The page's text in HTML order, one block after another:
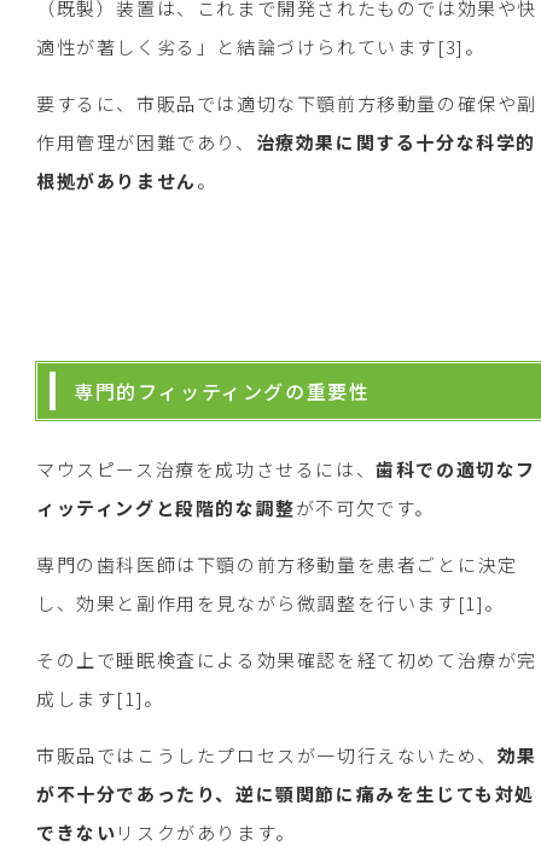
（既製）装置は、これまで開発されたものでは効果や快
適性が著しく劣る」と結論づけられています[3]。
要するに、市販品では適切な下顎前方移動量の確保や副
作用管理が困難であり、 治療効果に関する十分な科学的
根拠がありません。
専門的フィッティングの重要性
マウスピース治療を成功させるには、歯科での適切なフ
ィッティングと段階的な調整が不可欠です。
専門の歯科医師は下顎の前方移動量を患者ごとに決定
し、効果と副作用を見ながら微調整を行います[1]。
その上で睡眠検査による効果確認を経て初めて治療が完
成します[1]。
市販品ではこうしたプロセスが一切行えないため、 効果
が不十分であったり、逆に顎関節に痛みを生じても対処
できないリスクがあります。